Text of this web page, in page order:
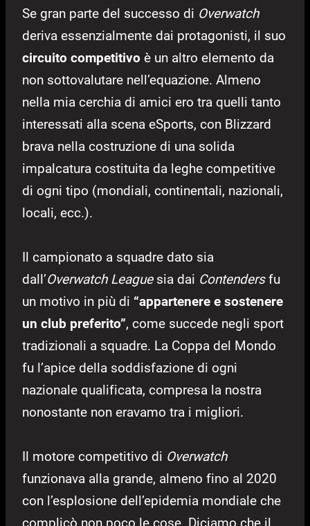
Se gran parte del successo di Overwatch
deriva essenzialmente dai protagonisti, il suo
circuito competitivo è un altro elemento da
non sottovalutare nell’equazione. Almeno
nella mia cerchia di amici ero tra quelli tanto
interessati alla scena eSports, con Blizzard
brava nella costruzione di una solida
impalcatura costituita da leghe competitive
di ogni tipo (mondiali, continentali, nazionali,
locali, ecc.).
Il campionato a squadre dato sia
dall’Overwatch Leaguesia dai Contendersfu
un motivo in più di “appartenere e sostenere
un club preferito”, come succede negli sport
tradizionali a squadre. La Coppa del Mondo
fu l’apice della soddisfazione di ogni
nazionale qualificata, compresa la nostra
nonostante non eravamo tra i migliori.
Il motore competitivo di Overwatch
funzionava alla grande, almeno fino al 2020
con l’esplosione dell’epidemia mondiale che